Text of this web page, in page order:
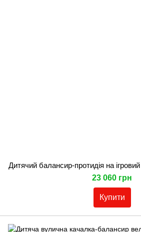
Дитячий балансир-протидія на
23 060 грн
Купити